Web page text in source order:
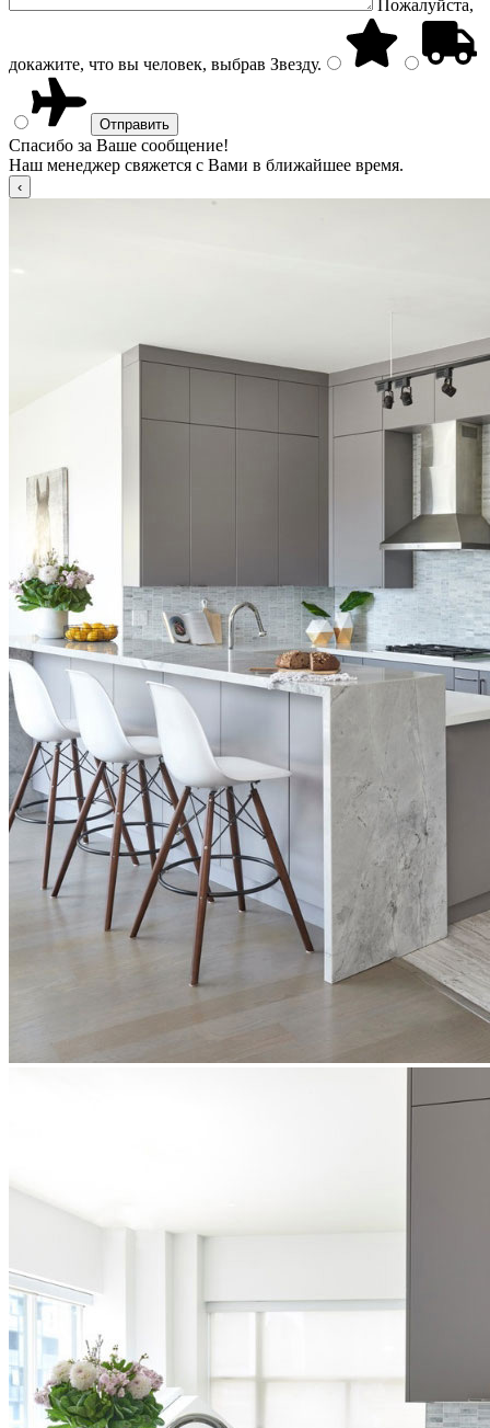
Пожалуйста,
докажите, что вы человек, выбрав Звезду.
Спасибо за Ваше сообщение!
Наш менеджер свяжется с Вами в ближайшее время.